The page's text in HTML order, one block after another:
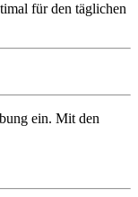
für den täglichen
ein. Mit den